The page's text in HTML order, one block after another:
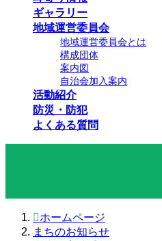
ギャラリー
地域運営委員会
地域運営委員会とは
構成団体
案内図
自治会加入案内
活動紹介
防災・防犯
よくある質問
ホームページ
まちのお知らせ